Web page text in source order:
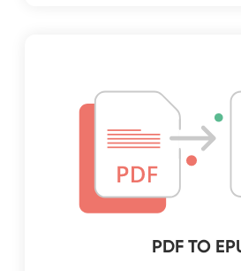
PDF TO